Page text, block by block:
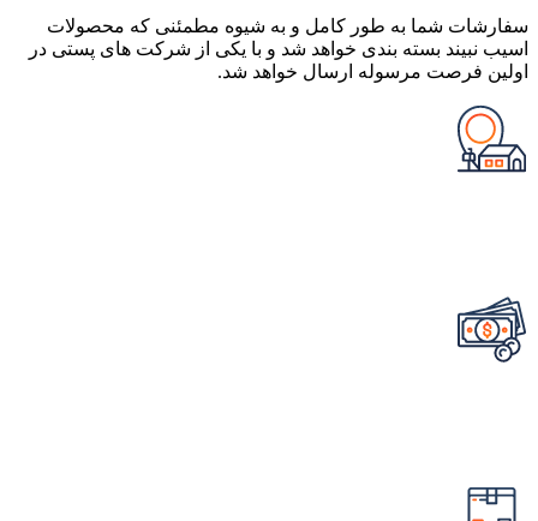
سفارشات شما به طور کامل و به شیوه مطمئنی که محصولات
اسیب نبیند بسته بندی خواهد شد و با یکی از شرکت های پستی در
اولین فرصت مرسوله ارسال خواهد شد.